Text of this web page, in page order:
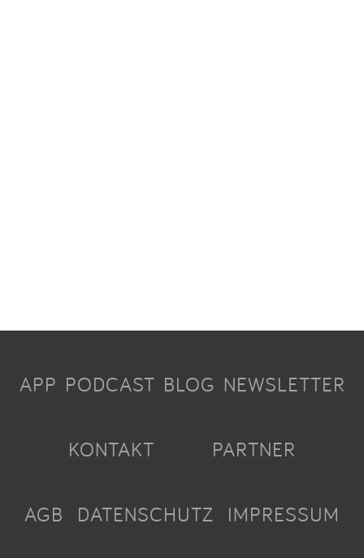
APP PODCAST BLOG NEWSLETTER
KONTAKT PARTNER
AGB DATENSCHUTZ IMPRESSUM